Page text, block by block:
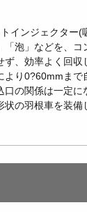
インジェクター(
「泡」などを、
、効率よく回収
より0?60mmまで
口の関係は一定に
の羽根車を装備